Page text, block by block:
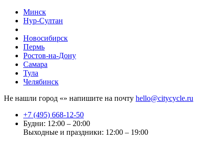
Минск
Нур-Султан
Новосибирск
Пермь
Ростов-на-Дону
Самара
Тула
Челябинск
Не нашли город «» напишите на почту hello@citycycle.ru
+7 (495) 668-12-50
Будни: 12:00 – 20:00
Выходные и праздники: 12:00 – 19:00